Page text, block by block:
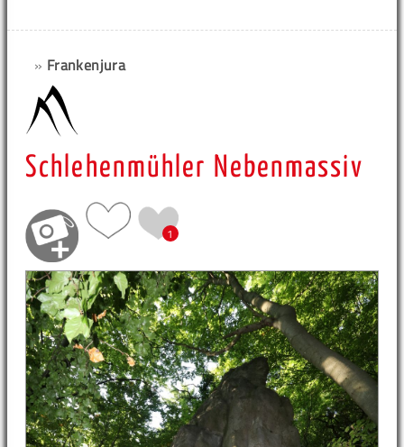
» Frankenjura
Schlehenmühler Nebenmassiv
1